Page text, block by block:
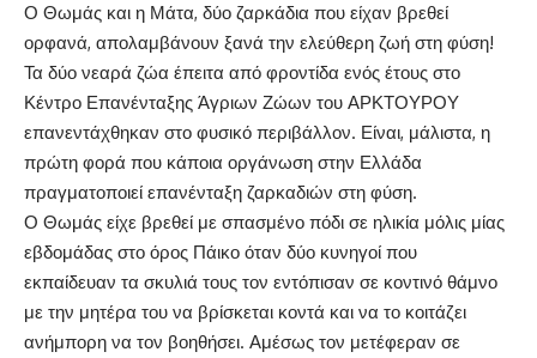
Ο Θωμάς και η Μάτα, δύο ζαρκάδια που είχαν βρεθεί
ορφανά, απολαμβάνουν ξανά την ελεύθερη ζωή στη φύση!
Τα δύο νεαρά ζώα έπειτα από φροντίδα ενός έτους στο
Κέντρο Επανένταξης Άγριων Ζώων του ΑΡΚΤΟΥΡΟΥ
επανεντάχθηκαν στο φυσικό περιβάλλον. Είναι, μάλιστα, η
πρώτη φορά που κάποια οργάνωση στην Ελλάδα
πραγματοποιεί επανένταξη ζαρκαδιών στη φύση.
Ο Θωμάς είχε βρεθεί με σπασμένο πόδι σε ηλικία μόλις μίας
εβδομάδας στο όρος Πάικο όταν δύο κυνηγοί που
εκπαίδευαν τα σκυλιά τους τον εντόπισαν σε κοντινό θάμνο
με την μητέρα του να βρίσκεται κοντά και να το κοιτάζει
ανήμπορη να τον βοηθήσει. Αμέσως τον μετέφεραν σε